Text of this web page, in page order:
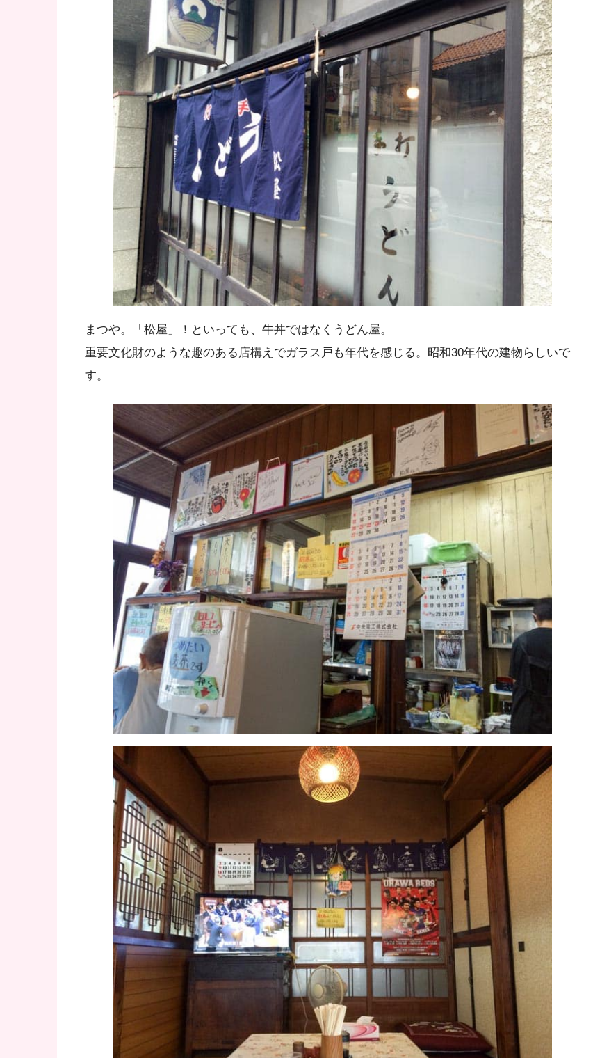
まつや。「松屋」！といっても、牛丼ではなくうどん屋。
重要文化財のような趣のある店構えでガラス戸も年代を感じる。昭和30年代の建物らしいで
す。